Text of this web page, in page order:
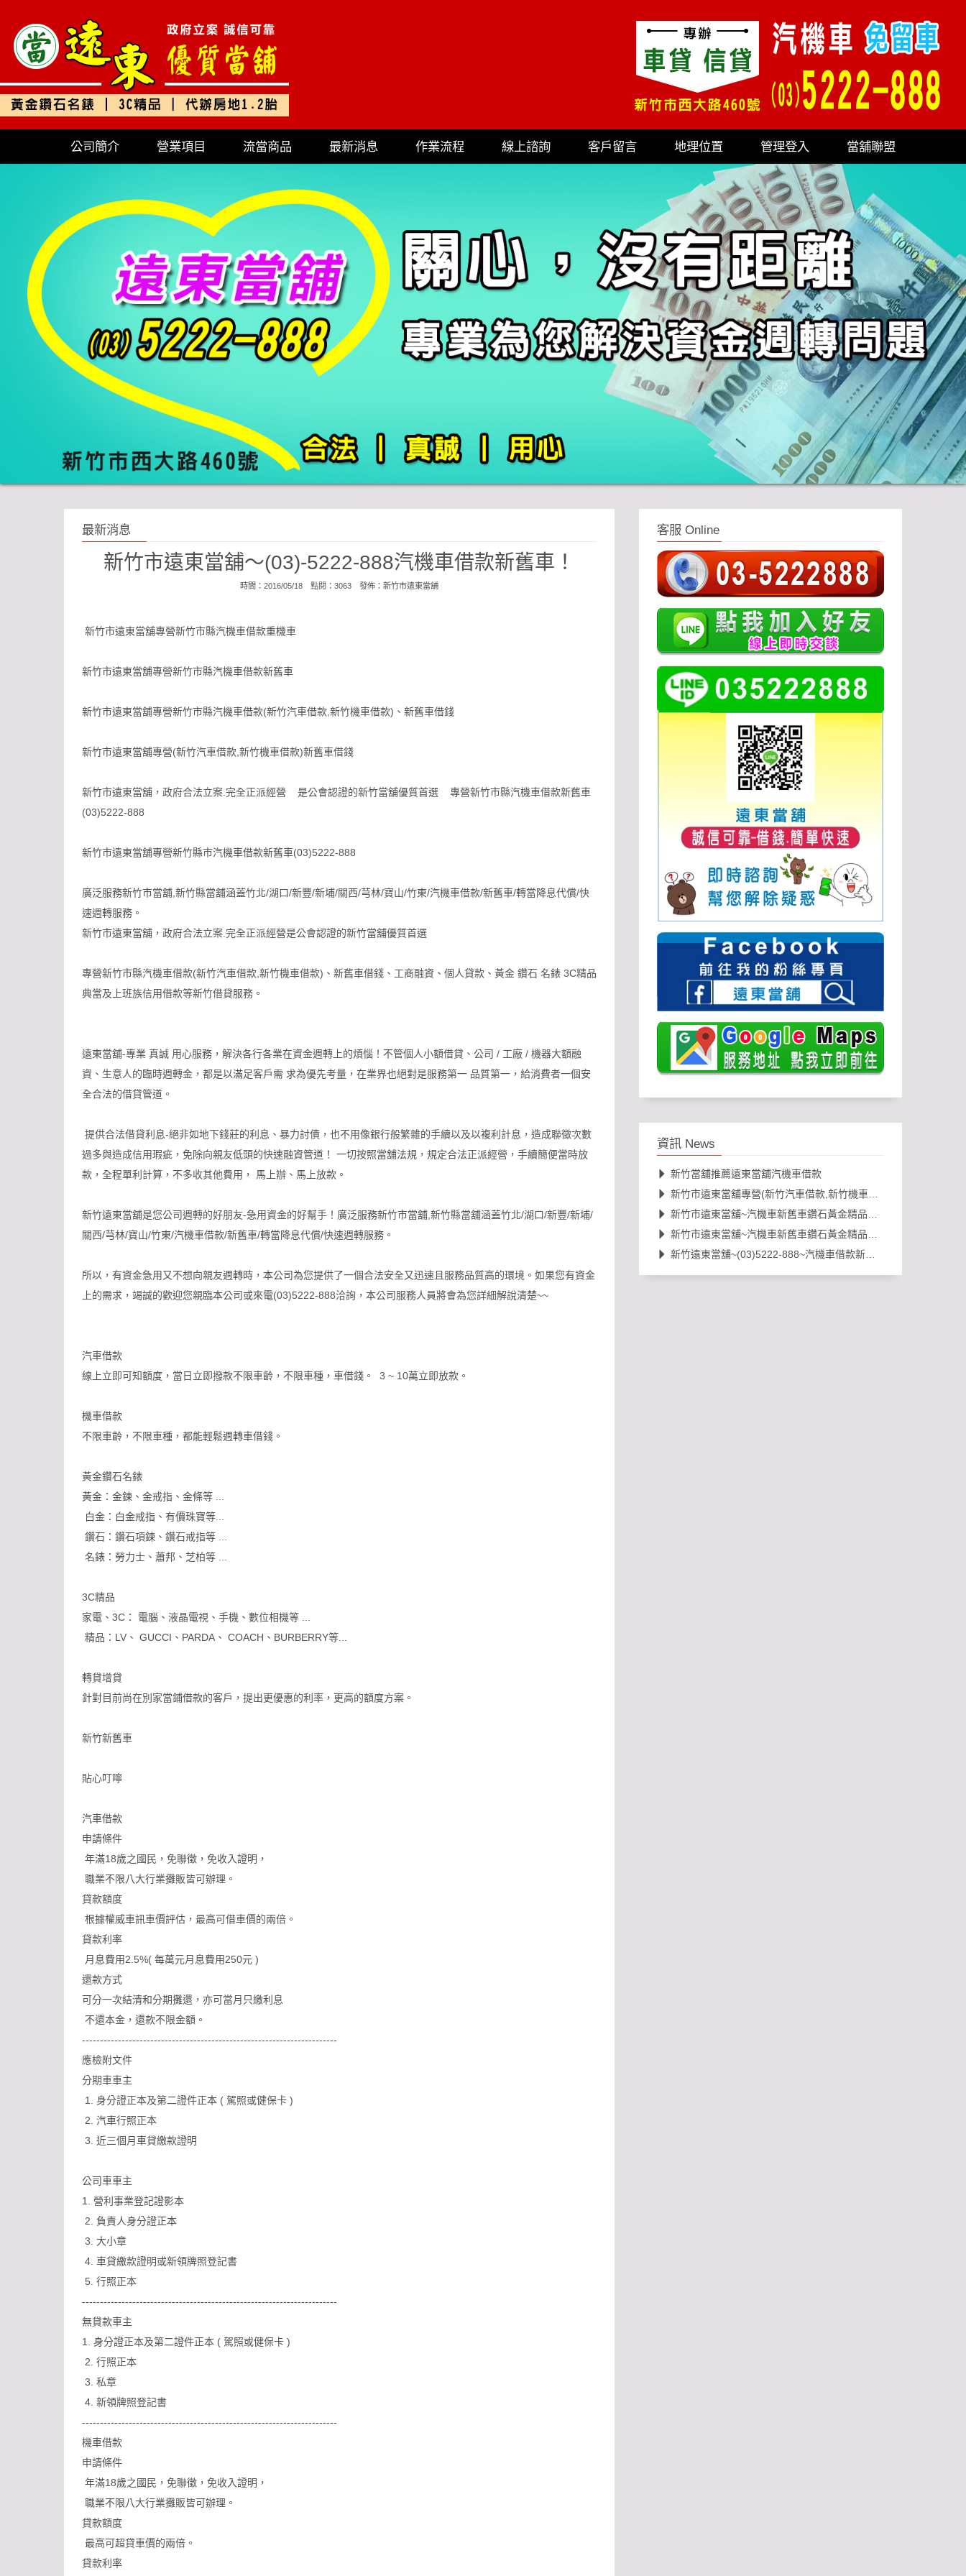
公司簡介 營業項目 流當商品 最新消息 作業流程 線上諮詢 客戶留言 地理位置 管理登入 當舖聯盟
最新消息
新竹市遠東當舖～(03)-5222-888汽機車借款新舊車！
時間：2016/05/18 點閱：3063 發佈： 新竹市遠東當舖
新竹市遠東當舖專營新竹市縣汽機車借款重機車
新竹市遠東當舖專營新竹市縣汽機車借款新舊車
新竹市遠東當舖專營新竹市縣汽機車借款(新竹汽車借款,新竹機車借款)、新舊車借錢
新竹市遠東當舖專營(新竹汽車借款,新竹機車借款)新舊車借錢
新竹市遠東當舖，政府合法立案.完全正派經營 是公會認證的新竹當舖優質首選 專營新竹市縣汽機車借款新舊車
(03)5222-888
新竹市遠東當舖專營新竹縣市汽機車借款新舊車(03)5222-888
廣泛服務新竹市當舖,新竹縣當舖涵蓋竹北/湖口/新豐/新埔/關西/芎林/寶山/竹東/汽機車借款/新舊車/轉當降息代償/快
速週轉服務。
新竹市遠東當舖，政府合法立案.完全正派經營是公會認證的新竹當舖優質首選
專營新竹市縣汽機車借款(新竹汽車借款,新竹機車借款)、新舊車借錢、工商融資、個人貸款、黃金 鑽石 名錶 3C精品
典當及上班族信用借款等新竹借貸服務。
遠東當舖-專業 真誠 用心服務，解決各行各業在資金週轉上的煩惱！不管個人小額借貸、公司 / 工廠 / 機器大額融
資、生意人的臨時週轉金，都是以滿足客戶需 求為優先考量，在業界也絕對是服務第一 品質第一，給消費者一個安
全合法的借貸管道。
提供合法借貸利息-絕非如地下錢莊的利息、暴力討債，也不用像銀行般繁雜的手續以及以複利計息，造成聯徵次數
過多與造成信用瑕疵，免除向親友低頭的快速融資管道！ 一切按照當舖法規，規定合法正派經營，手續簡便當時放
款，全程單利計算，不多收其他費用， 馬上辦、馬上放款。
新竹遠東當舖是您公司週轉的好朋友-急用資金的好幫手！廣泛服務新竹市當舖,新竹縣當舖涵蓋竹北/湖口/新豐/新埔/
關西/芎林/寶山/竹東/汽機車借款/新舊車/轉當降息代償/快速週轉服務。
所以，有資金急用又不想向親友週轉時，本公司為您提供了一個合法安全又迅速且服務品質高的環境。如果您有資金
上的需求，竭誠的歡迎您親臨本公司或來電(03)5222-888洽詢，本公司服務人員將會為您詳細解說清楚~~
汽車借款
線上立即可知額度，當日立即撥款不限車齡，不限車種，車借錢。 3 ~ 10萬立即放款。
機車借款
不限車齡，不限車種，都能輕鬆週轉車借錢。
黃金鑽石名錶
黃金：金鍊、金戒指、金條等 ...
白金：白金戒指、有價珠寶等...
鑽石：鑽石項鍊、鑽石戒指等 ...
名錶：勞力士、蕭邦、芝柏等 ...
3C精品
家電、3C： 電腦、液晶電視、手機、數位相機等 ...
精品：LV、 GUCCI、PARDA、 COACH、BURBERRY等...
轉貸增貸
針對目前尚在別家當鋪借款的客戶，提出更優惠的利率，更高的額度方案。
新竹新舊車
貼心叮嚀
汽車借款
申請條件
年滿18歲之國民，免聯徵，免收入證明，
職業不限八大行業攤販皆可辦理。
貸款額度
根據權威車訊車價評估，最高可借車價的兩倍。
貸款利率
月息費用2.5%( 每萬元月息費用250元 )
還款方式
可分一次結清和分期攤還，亦可當月只繳利息
不還本金，還款不限金額。
-----------------------------------------------------------------------
應檢附文件
分期車車主
1. 身分證正本及第二證件正本 ( 駕照或健保卡 )
2. 汽車行照正本
3. 近三個月車貸繳款證明
公司車車主
1. 營利事業登記證影本
2. 負責人身分證正本
3. 大小章
4. 車貸繳款證明或新領牌照登記書
5. 行照正本
-----------------------------------------------------------------------
無貸款車主
1. 身分證正本及第二證件正本 ( 駕照或健保卡 )
2. 行照正本
3. 私章
4. 新領牌照登記書
-----------------------------------------------------------------------
機車借款
申請條件
年滿18歲之國民，免聯徵，免收入證明，
職業不限八大行業攤販皆可辦理。
貸款額度
最高可超貸車價的兩倍。
貸款利率
客服 Online
資訊 News
新竹當舖推薦遠東當舖汽機車借款
新竹市遠東當舖專營(新竹汽車借款,新竹機車借款)新舊車借錢
新竹市遠東當舖~汽機車新舊車鑽石黃金精品包包名錶3C借款等
新竹市遠東當舖~汽機車新舊車鑽石黃金精品包包名錶3C借款等
新竹遠東當舖~(03)5222-888~汽機車借款新舊車